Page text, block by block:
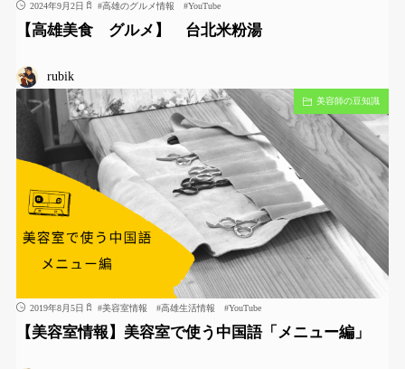
2024年9月2日 #高雄のグルメ情報 #YouTube
【高雄美食 グルメ】 台北米粉湯
rubik
美容師の豆知識
2019年8月5日 #美容室情報 #高雄生活情報 #YouTube
【美容室情報】美容室で使う中国語「メニュー編」